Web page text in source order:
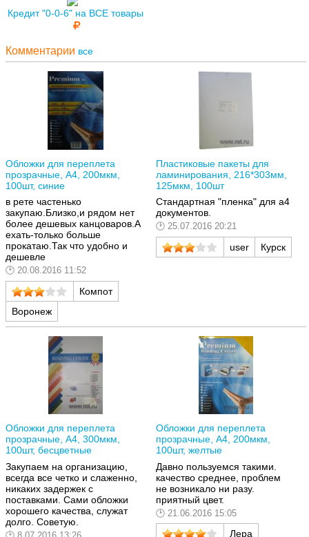
Кредит "0-0-6" на ВСЕ товары
Комментарии все
Обложки для переплета
прозрачные, A4, 200мкм,
100шт, синие
в рете частенько
закупаю.Близко,и рядом нет
более дешевых канцоваров.А
ехать-только больше
прокатаю.Так что удобно и
дешевле
20.08.2016 11:52
Компот
Воронеж
Пластиковые пакеты для
ламинирования, 216*303мм,
125мкм, 100шт
Стандартная "пленка" для a4
документов.
25.07.2016 20:21
user Курск
Обложки для переплета
прозрачные, A4, 300мкм,
100шт, бесцветные
Закупаем на организацию,
всегда все четко и слаженно,
никаких задержек с
поставками. Сами обложки
хорошего качества, служат
долго. Советую.
Обложки для переплета
прозрачные, A4, 200мкм,
100шт, желтые
Давно пользуемся такими.
качество среднее, проблем
не возникало ни разу.
приятный цвет.
21.06.2016 15:05
Лера